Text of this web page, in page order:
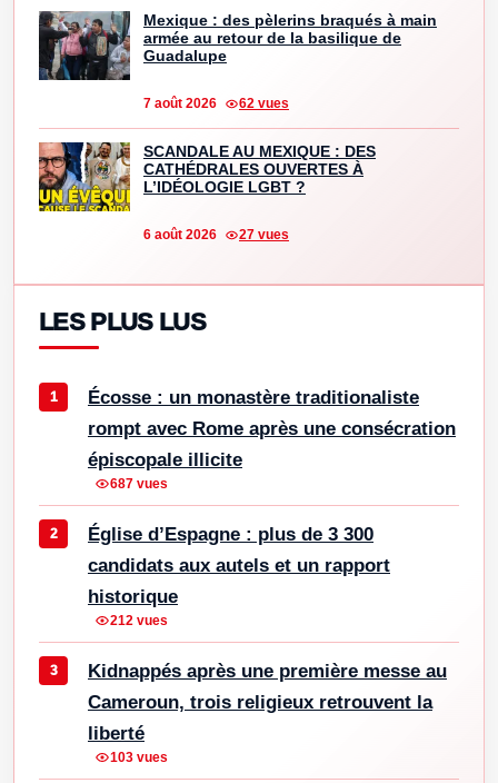
Mexique : des pèlerins braqués à main
armée au retour de la basilique de
Guadalupe
7 août 2026 62 vues
SCANDALE AU MEXIQUE : DES
CATHÉDRALES OUVERTES À
L’IDÉOLOGIE LGBT ?
6 août 2026 27 vues
LES PLUS LUS
Écosse : un monastère traditionaliste
rompt avec Rome après une consécration
épiscopale illicite
687 vues
Église d’Espagne : plus de 3 300
candidats aux autels et un rapport
historique
212 vues
Kidnappés après une première messe au
Cameroun, trois religieux retrouvent la
liberté
103 vues